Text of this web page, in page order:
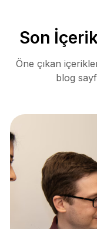
Son
Öne çıkan
blog